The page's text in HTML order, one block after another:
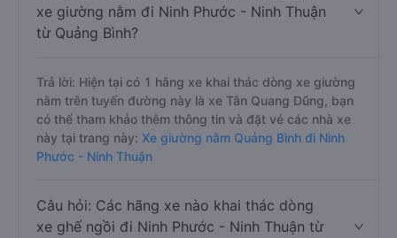
xe giường nằm đi Ninh Phước - Ninh Thuận
từ Quảng Bình?
Trả lời: Hiện tại có 1 hãng xe khai thác dòng xe giường
nằm trên tuyến đường này là xe Tân Quang Dũng, bạn
có thể tham khảo thêm thông tin và đặt vé các nhà xe
này tại trang này: Xe giường nằm Quảng Bình đi Ninh
Phước - Ninh Thuận
Câu hỏi: Các hãng xe nào khai thác dòng
xe ghế ngồi đi Ninh Phước - Ninh Thuận từ